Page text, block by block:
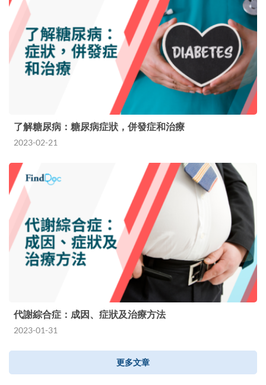
了解糖尿病：糖尿病症狀，併發症和治療
2023-02-21
代謝綜合症：成因、症狀及治療方法
2023-01-31
更多文章